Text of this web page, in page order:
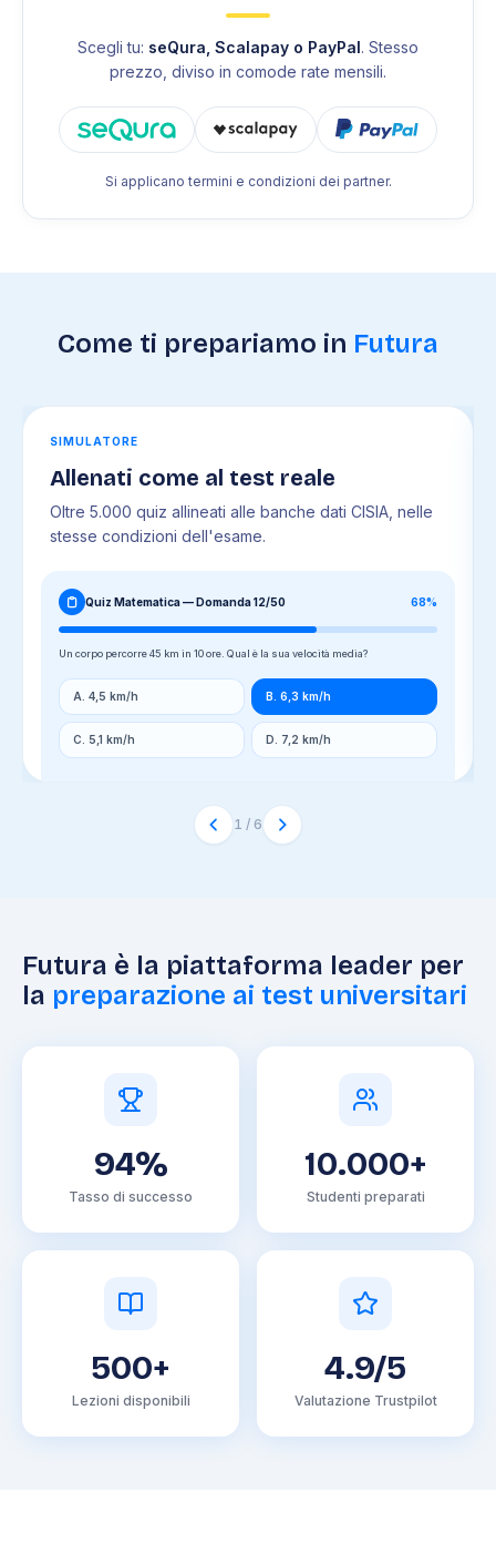
Scegli tu: seQura, Scalapay o PayPal. Stesso
prezzo, diviso in comode rate mensili.
Si applicano termini e condizioni dei partner.
Come ti prepariamo in Futura
SIMULATORE
Allenati come al test reale
Oltre 5.000 quiz allineati alle banche dati CISIA, nelle
stesse condizioni dell'esame.
Quiz Matematica — Domanda 12/50 68%
Un corpo percorre 45 km in 10 ore. Qual è la sua velocità media?
A. 4,5 km/h B. 6,3 km/h
C. 5,1 km/h D. 7,2 km/h
1 / 6
Futura è la piattaforma leader per
la preparazione ai test universitari
94%
Tasso di successo
10.000+
Studenti preparati
500+
Lezioni disponibili
4.9/5
Valutazione Trustpilot